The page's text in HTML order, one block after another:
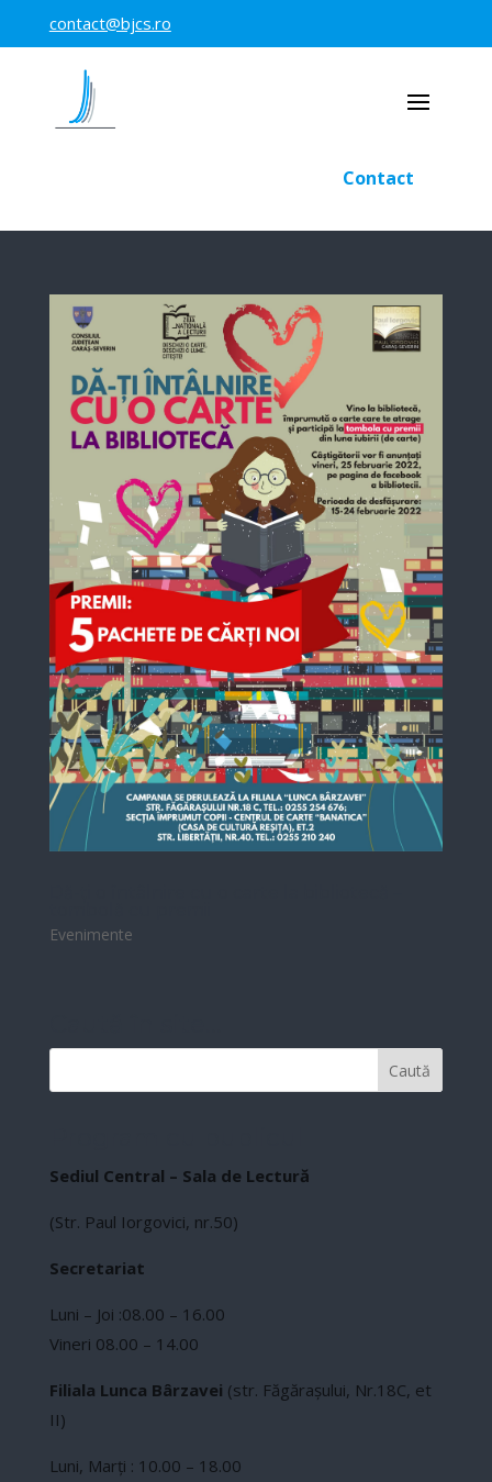
contact@bjcs.ro
Contact
Evenimente
Sediul Central – Sala de Lectură
(Str. Paul Iorgovici, nr.50)
Secretariat
Luni – Joi :08.00 – 16.00
Vineri 08.00 – 14.00
Filiala Lunca Bârzavei (str. Făgărașului, Nr.18C, et
II)
Luni, Marți : 10.00 – 18.00